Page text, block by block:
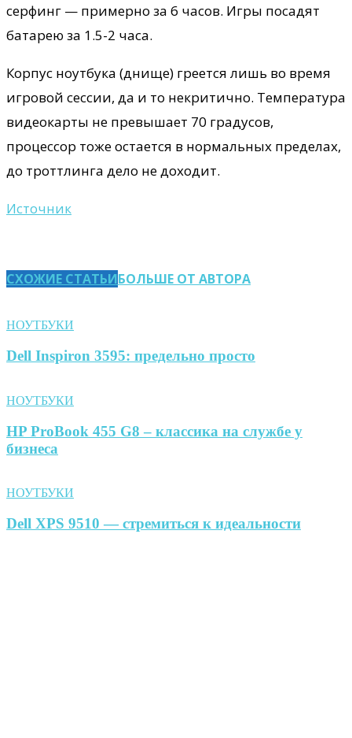
серфинг — примерно за 6 часов. Игры посадят
батарею за 1.5-2 часа.
Корпус ноутбука (днище) греется лишь во время
игровой сессии, да и то некритично. Температура
видеокарты не превышает 70 градусов,
процессор тоже остается в нормальных пределах,
до троттлинга дело не доходит.
Источник
СХОЖИЕ СТАТЬИБОЛЬШЕ ОТ АВТОРА
НОУТБУКИ
Dell Inspiron 3595: предельно просто
НОУТБУКИ
HP ProBook 455 G8 – классика на службе у
бизнеса
НОУТБУКИ
Dell XPS 9510 — стремиться к идеальности